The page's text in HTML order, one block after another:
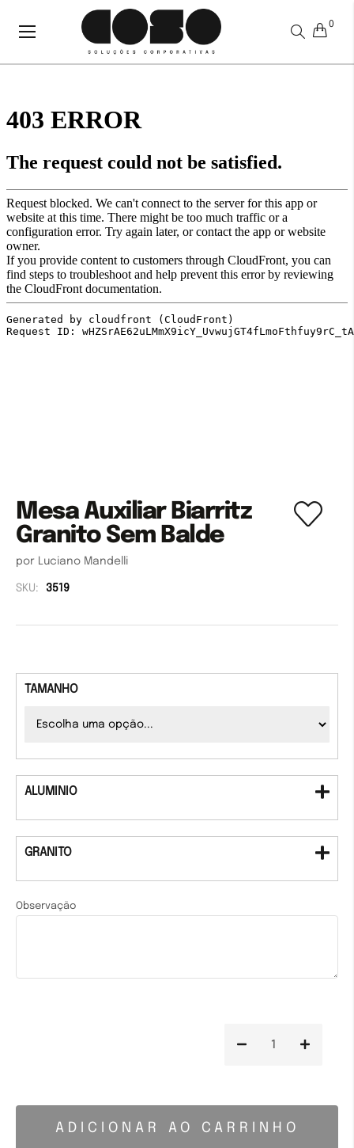
Alternar
0
Mesa Auxiliar Biarritz
Granito Sem Balde
por Luciano Mandelli
SKU: 3519
TAMANHO
ALUMINIO
GRANITO
Observação
ADICIONAR AO CARRINHO